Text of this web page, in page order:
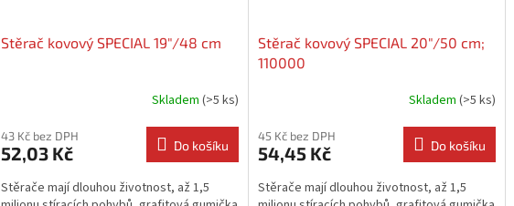
Stěrač kovový SPECIAL 19"/48 cm
Skladem (>5 ks)
43 Kč bez DPH
52,03 Kč Do košíku
Stěrače mají dlouhou životnost, až 1,5
Stěrač kovový SPECIAL 20"/50 cm;
110000
Skladem (>5 ks)
45 Kč bez DPH
54,45 Kč Do košíku
Stěrače mají dlouhou životnost, až 1,5